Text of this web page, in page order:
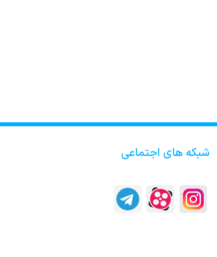
شبکه های اجتماعی